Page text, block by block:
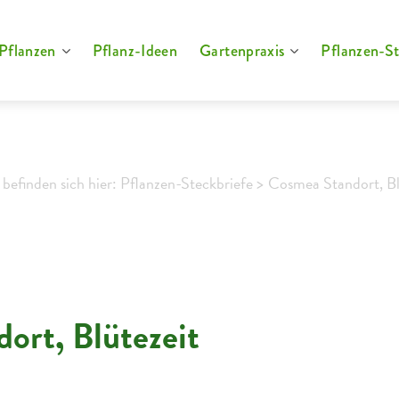
Pflanzen Pflanz-Ideen Gartenpraxis Pflanzen-
sich hier: Pflanzen-Steckbriefe > Cosmea Standort,
Blütezeit